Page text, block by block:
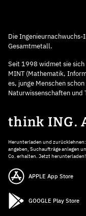
Die
Gesamtmetall.
Seit 1998 widmet sie sich
MINT (Mathematik,
es, junge Menschen
Naturwissenschaften und
think ING.
Herunterladen und
angeben, Suchaufträge anlegen
Co. erhalten. Jetzt herunterladen!
APPLE App Store
GOOGLE Play Store